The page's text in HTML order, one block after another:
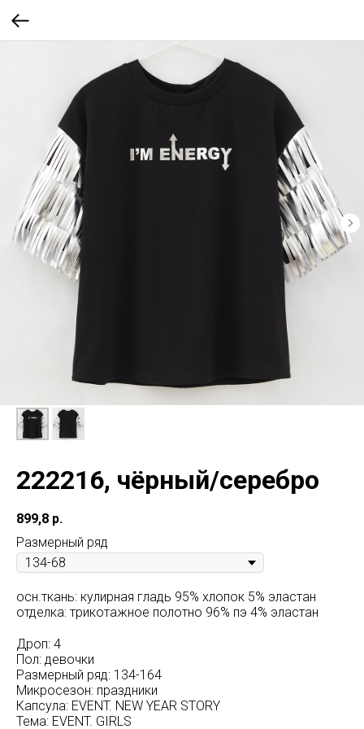
222216, чёрный/серебро
899,8 р.
Размерный ряд
осн.ткань: кулирная гладь 95% хлопок 5% эластан
отделка: трикотажное полотно 96% пэ 4% эластан
Дроп: 4
Пол: девочки
Размерный ряд: 134-164
Микросезон: праздники
Капсула: EVENT. NEW YEAR STORY
Тема: EVENT. GIRLS